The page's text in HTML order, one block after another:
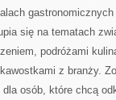
się na tematach
podróżami
z branży.
osób, które chcą